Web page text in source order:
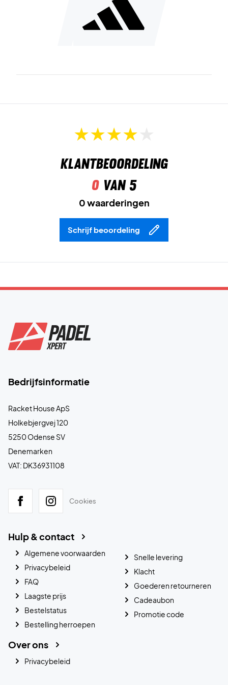
Klantbeoordeling
0van 5
0 waarderingen
Schrijf beoordeling
Bedrijfsinformatie
Racket House ApS
Holkebjergvej 120
5250 Odense SV
Denemarken
VAT: DK36931108
Cookies
Hulp & contact
Algemene voorwaarden
Privacybeleid
FAQ
Laagste prijs
Bestelstatus
Bestelling herroepen
Snelle levering
Klacht
Goederen retourneren
Cadeaubon
Promotie code
Over ons
Privacybeleid